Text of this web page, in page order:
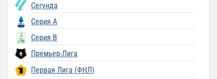
Сегунда
Серия A
Серия B
Премьер-Лига
Первая Лига (ФНЛ)